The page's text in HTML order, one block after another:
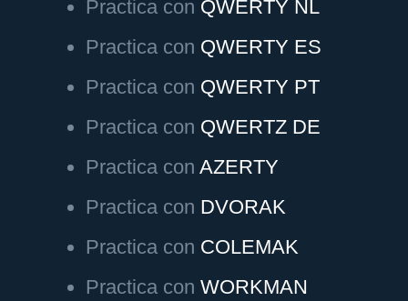
Practica con QWERTY NL
Practica con QWERTY ES
Practica con QWERTY PT
Practica con QWERTZ DE
Practica con AZERTY
Practica con DVORAK
Practica con COLEMAK
Practica con WORKMAN